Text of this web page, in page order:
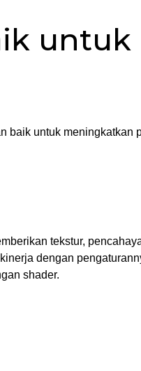
baik untuk meningkatkan
tekstur,
dengan
shader.